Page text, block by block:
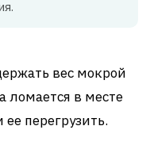
вес мокрой
ломается в месте
перегрузить.